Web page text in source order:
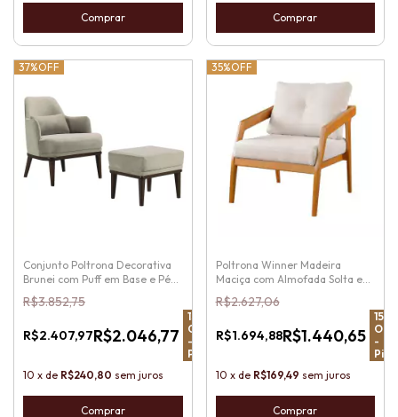
37%OFF
Conjunto Poltrona Decorativa
Brunei com Puff em Base e Pés
de Madeira
R$3.852,75
R$2.407,97R$2.046,77
15
OFF
-
Pix
10 x de R$240,80 sem juros
35%OFF
Poltrona Winner Madeira
Maciça com Almofada Solta e
Couro no Encosto
R$2.627,06
R$1.694,88R$1.440,65
15%
OFF
-
Pix
10 x de R$169,49 sem juros